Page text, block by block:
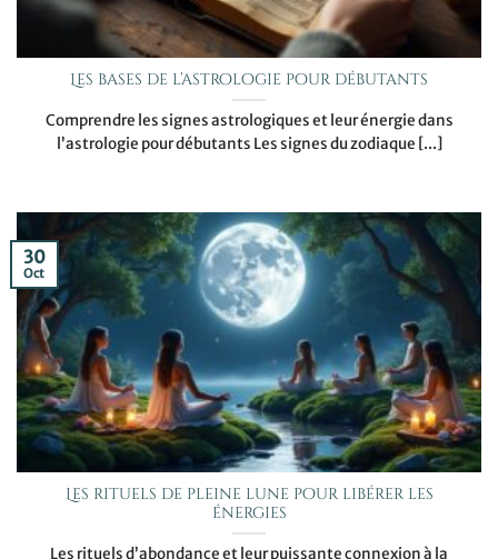
Les bases de l’astrologie pour débutants
Comprendre les signes astrologiques et leur énergie dans
l’astrologie pour débutants Les signes du zodiaque [...]
Les rituels de pleine lune pour libérer les
énergies
Les rituels d’abondance et leur puissante connexion à la
30
Oct